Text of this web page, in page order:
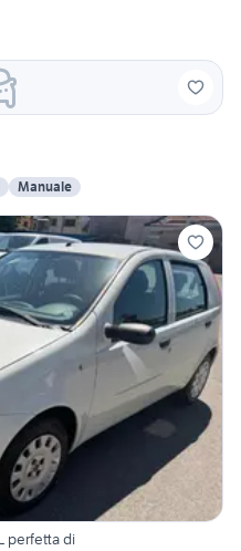
Manuale
perfetta di